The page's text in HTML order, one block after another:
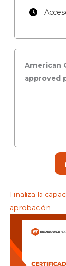
American
approved
Finaliza la
aprobación